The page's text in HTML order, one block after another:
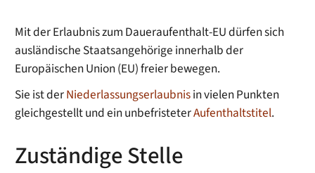
Mit der Erlaubnis zum Daueraufenthalt-EU dürfen sich
ausländische Staatsangehörige innerhalb der
Europäischen Union (EU) freier bewegen.
Sie ist derNiederlassungserlaubnisin vielen Punkten
gleichgestellt und ein unbefristeterAufenthaltstitel.
Zuständige Stelle